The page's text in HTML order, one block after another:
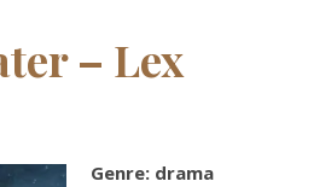
– Lex
Genre: drama